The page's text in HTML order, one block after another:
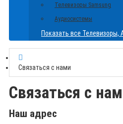
Телевизоры Samsung
Аудиосистемы
Показать все Телевизоры,
Связаться с нами
Связаться с
Наш адрес